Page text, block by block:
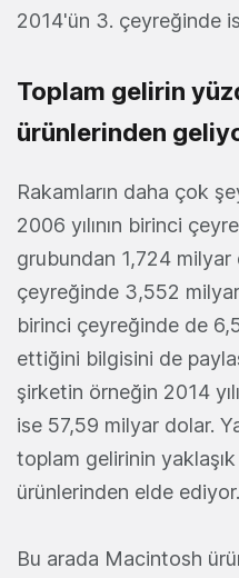
2014'ün 3. çeyreğinde
Toplam gelirin
ürünlerinden
Rakamların daha çok
2006 yılının birinci
grubundan 1,724
çeyreğinde 3,552 milyar
birinci çeyreğinde de
ettiğini bilgisini de
şirketin örneğin 2014
ise 57,59 milyar dolar.
toplam gelirinin
ürünlerinden elde ediyor.
Bu arada Macintosh